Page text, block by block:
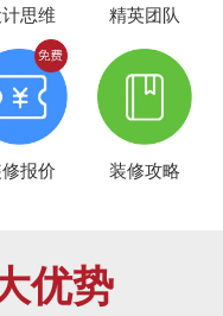
思维 精英团队
报价 装修攻略
优势